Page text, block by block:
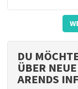
DU
ÜBER
ARENDS